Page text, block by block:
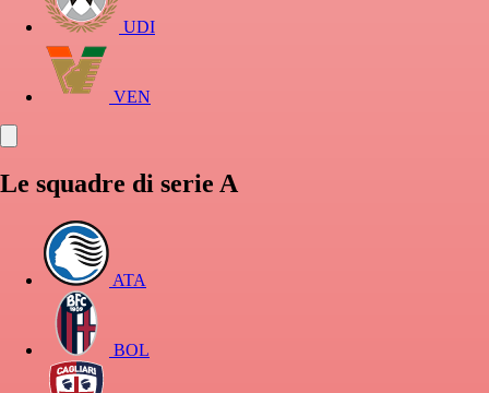
UDI
VEN
Le squadre di serie A
ATA
BOL